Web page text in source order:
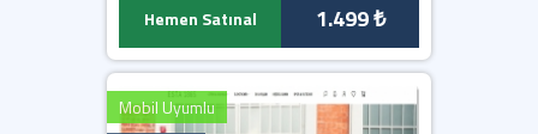
Hemen Satınal 1.499 ₺
Mobil Uyumlu